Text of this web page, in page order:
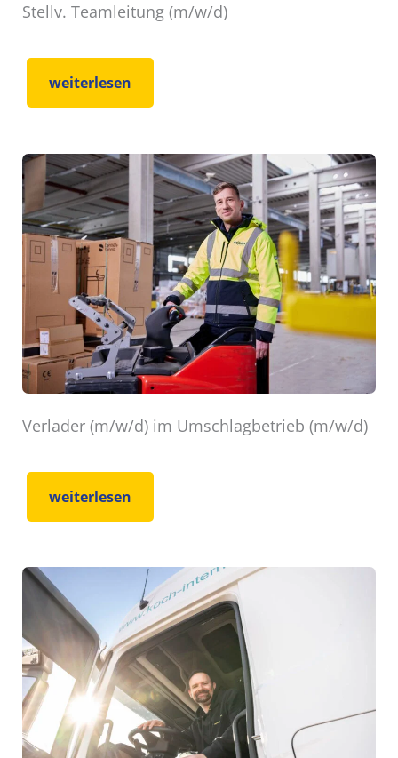
Stellv. Teamleitung (m/w/d)
weiterlesen
Verlader (m/w/d) im Umschlagbetrieb (m/w/d)
weiterlesen